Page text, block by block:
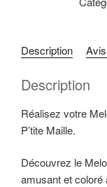
:
cool
Description
Description
Réalisez votre
P’tite Maille.
Découvrez le
amusant et coloré